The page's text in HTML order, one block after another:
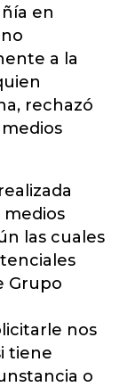
en
a la
rechazó
las cuales
Grupo
nos
tiene
o